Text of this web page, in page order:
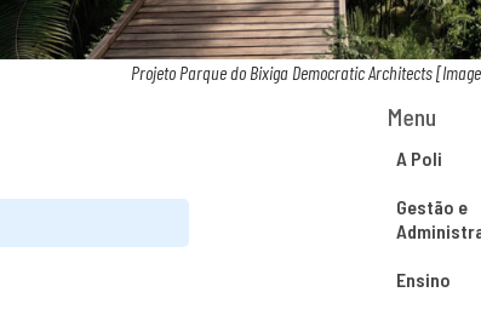
Projeto Parque do Bixiga Democratic Architects
Menu
A Poli
Gestão e
Ensino